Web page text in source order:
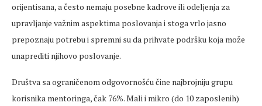
orijentisana, a često nemaju posebne kadrove ili odeljenja za
upravljanje važnim aspektima poslovanja i stoga vrlo jasno
prepoznaju potrebu i spremni su da prihvate podršku koja može
unaprediti njihovo poslovanje.
Društva sa ograničenom odgovornošću čine najbrojniju grupu
korisnika mentoringa, čak 76%. Mali i mikro (do 10 zaposlenih)